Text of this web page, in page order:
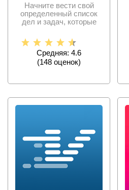
Начните вести свой
определенный список
дел и задач, которые
на
Средняя: 4.6
(148 оценок)